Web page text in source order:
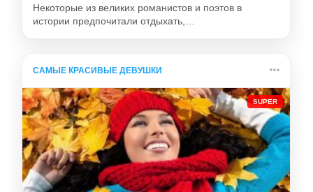
Некоторые из великих романистов и поэтов в
истории предпочитали отдыхать,…
САМЫЕ КРАСИВЫЕ ДЕВУШКИ
SUPER